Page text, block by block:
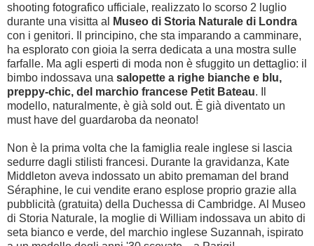
shooting fotografico ufficiale, realizzato lo scorso 2 luglio
durante una visitta al
Museo di Storia Naturale di Londra
con i genitori. Il principino, che sta imparando a camminare,
ha esplorato con gioia la serra dedicata a una mostra sulle
farfalle. Ma agli esperti di moda non è sfuggito un dettaglio: il
bimbo indossava una salopette a righe bianche e blu,
preppy-chic, del marchio francese Petit Bateau. Il
modello, naturalmente, è già sold out. È già diventato un
must have del guardaroba da neonato!
Non è la prima volta che la famiglia reale inglese si lascia
sedurre dagli stilisti francesi. Durante la gravidanza, Kate
Middleton aveva indossato un abito premaman del brand
Séraphine, le cui vendite erano esplose proprio grazie alla
pubblicità (gratuita) della Duchessa di Cambridge. Al Museo
di Storia Naturale, la moglie di William indossava un abito di
seta bianco e verde, del marchio inglese Suzannah, ispirato